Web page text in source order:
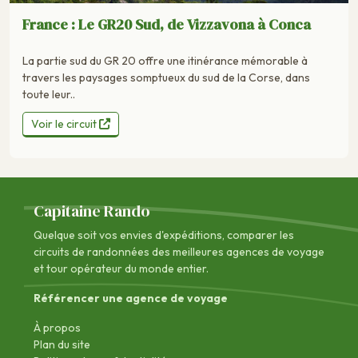
France : Le GR20 Sud, de Vizzavona à Conca
La partie sud du GR 20 offre une itinérance mémorable à
travers les paysages somptueux du sud de la Corse, dans
toute leur..
Voir le circuit
Capitaine Rando
Quelque soit vos envies d'expéditions, comparer les
circuits de randonnées des meilleures agences de voyage
et tour opérateur du monde entier.
Référencer une agence de voyage
À propos
Plan du site